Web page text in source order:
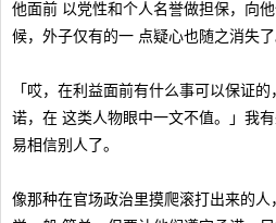
他面前 以党性和个人名誉做担保，向
候，外子仅有的一 点疑心也随之消失了
「哎，在利益面前有什么事可以保证
诺，在 这类人物眼中一文不值。」我
易相信别人了。
像那种在官场政治里摸爬滚打出来的